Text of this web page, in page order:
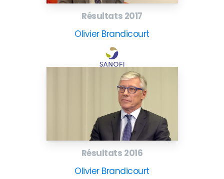
Résultats 2017
Olivier Brandicourt
Résultats 2016
Olivier Brandicourt